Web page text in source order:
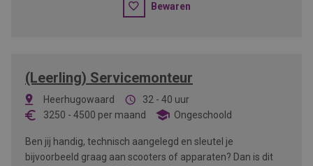
Bewaren
(Leerling) Servicemonteur
Heerhugowaard
32 - 40 uur
3250 - 4500 per maand Ongeschoold
Ben jij handig, technisch aangelegd en sleutel je
bijvoorbeeld graag aan scooters of apparaten? Dan is dit